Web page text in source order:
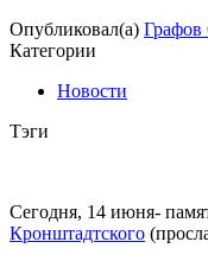
Опубликовал(а) Графов
Категории
Новости
Тэги
Сегодня, 14 июня-
Кронштадтского